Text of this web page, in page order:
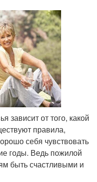
зависит от того, какой
правила,
себя чувствовать
годы. Ведь пожилой
быть счастливыми и